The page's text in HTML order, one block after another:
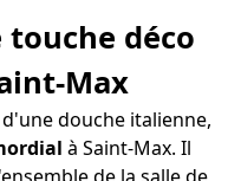
touche déco
Max
douche italienne,
à Saint-Max. Il